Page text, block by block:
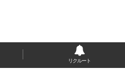
リクルート